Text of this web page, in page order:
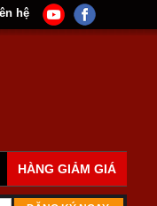
hệ
HÀNG GIẢM GIÁ